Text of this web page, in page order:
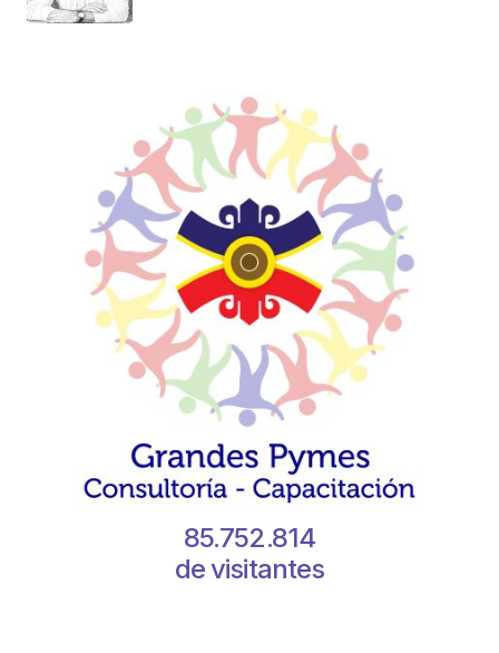
85.752.814
de visitantes